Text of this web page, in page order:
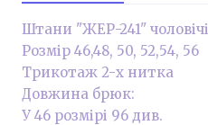
Штани "ЖЕР-241" чоловічі
Розмір 46,48, 50, 52,54, 56
Трикотаж 2-х нитка
Довжина брюк:
У 46 розмірі 96 див.